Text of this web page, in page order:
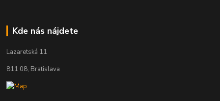
Kde nás nájdete
Lazaretská 11
811 08, Bratislava